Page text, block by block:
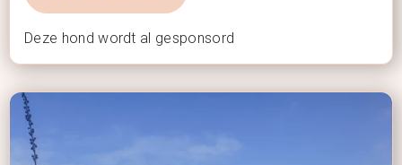
Deze hond wordt al gesponsord